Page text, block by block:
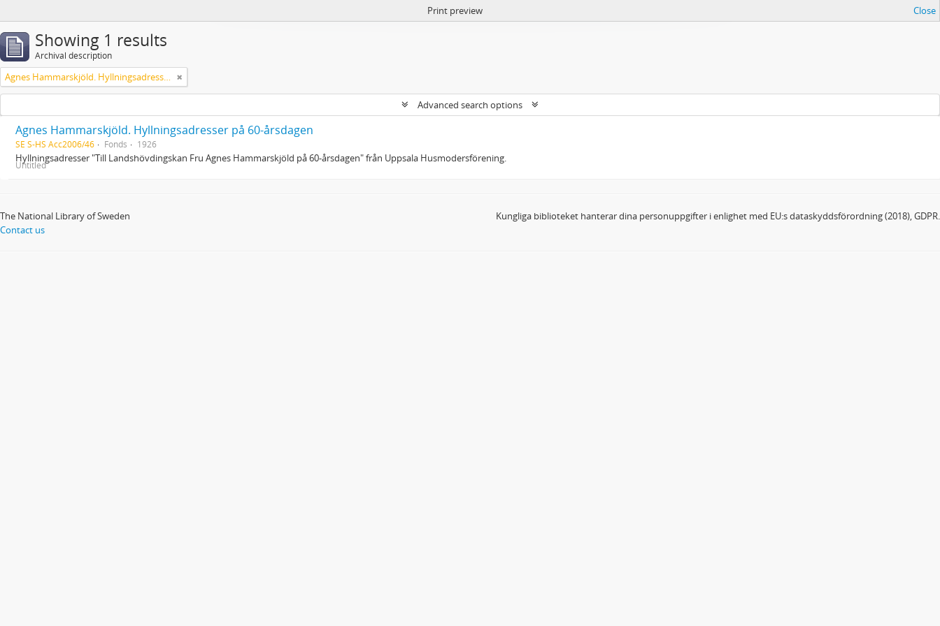
Print preview Close
Showing 1 results
Archival description
Agnes Hammarskjöld. Hyllningsadresser på 60-årsdagen
Advanced search options
Agnes Hammarskjöld. Hyllningsadresser på 60-årsdagen
SE S-HS Acc2006/46 Fonds 1926
Hyllningsadresser "Till Landshövdingskan Fru Agnes Hammarskjöld på 60-årsdagen" från Uppsala Husmodersförening.
Untitled
The National Library of Sweden
Contact us
Kungliga biblioteket hanterar dina personuppgifter i enlighet med EU:s dataskyddsförordning (2018), GDPR.